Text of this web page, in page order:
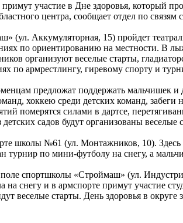
участие в Дне здоровья, который
центра, сообщает отдел по
(ул. Аккумуляторная, 15) пройдет
по ориентированию на местности. В
организуют веселые старты,
по армрестлингу, гиревому спорту и
предложат поддержать мальчишек и
хоккею среди детских команд, забеги
померятся силами в дартсе,
садов будут организованы
школы №61 (ул. Монтажников, 10). Здесь
турнир по мини-футболу на снегу, а
спортшколы «Строймаш» (ул.
на снегу и в армспорте примут участие
веселые старты. День здоровья в округе